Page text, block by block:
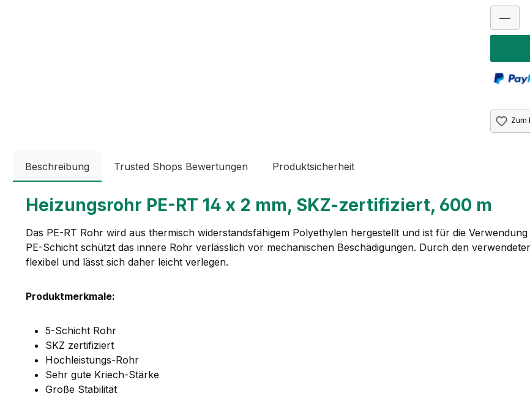
Zum
Beschreibung Trusted Shops Bewertungen Produktsicherheit
Heizungsrohr PE-RT 14 x 2 mm, SKZ-zertifiziert, 600 m
Das PE-RT Rohr wird aus thermisch widerstandsfähigem Polyethylen hergestellt und ist für die
PE-Schicht schützt das innere Rohr verlässlich vor mechanischen Beschädigungen. Durch den
flexibel und lässt sich daher leicht verlegen.
Produktmerkmale:
5-Schicht Rohr
SKZ zertifiziert
Hochleistungs-Rohr
Sehr gute Kriech-Stärke
Große Stabilität